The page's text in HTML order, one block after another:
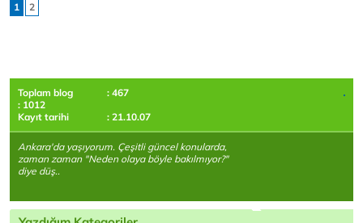
1
2
Toplam blog
: 467
: 1012
Kayıt tarihi
: 21.10.07
Ankara'da yaşıyorum. Çeşitli güncel konularda,
zaman zaman "Neden olaya böyle bakılmıyor?"
diye düş..